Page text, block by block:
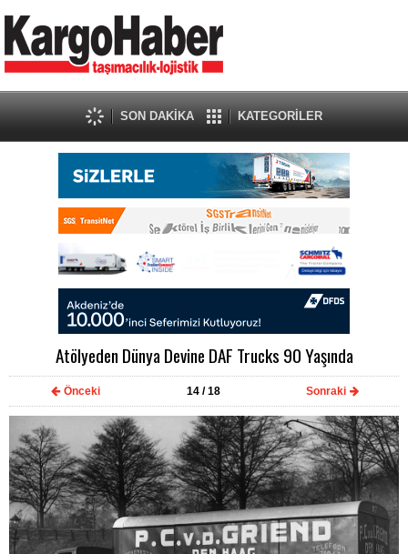
SON DAKİKA KATEGORİLER
Atölyeden Dünya Devine DAF Trucks 90 Yaşında
Önceki 14 / 18 Sonraki